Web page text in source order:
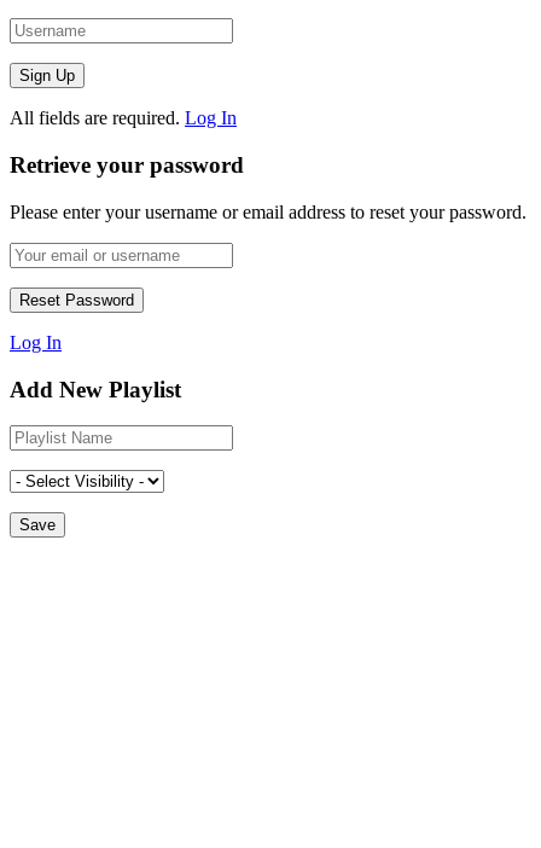
All fields are required. Log In
Retrieve your password
Please enter your username or email address to reset your password.
Log In
Add New Playlist